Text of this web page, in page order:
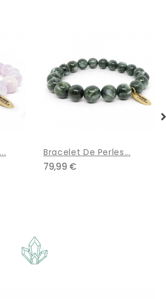
Rhodochrosite AA,
Bracelet...